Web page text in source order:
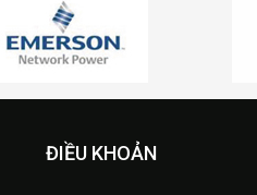
ĐIỀU KHOẢN